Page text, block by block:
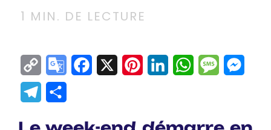
1 MIN. DE LECTURE
Copy
Link
GoogleFacebook
X Pinterest
LinkedInWhatsApp
Telegram